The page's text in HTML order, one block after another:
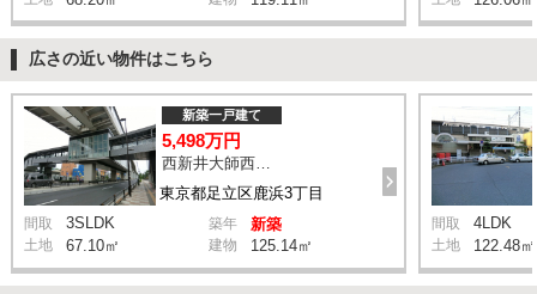
広さの近い物件はこちら
東京都足立区鹿浜3丁目
新築一戸建て
5,498万円
西新井大師西駅 鹿浜三丁目交差点 バス14分 停歩4分
間取 3SLDK 築年 新築
土地 67.10㎡ 建物 125.14㎡
間取 4LDK
土地 122.48㎡